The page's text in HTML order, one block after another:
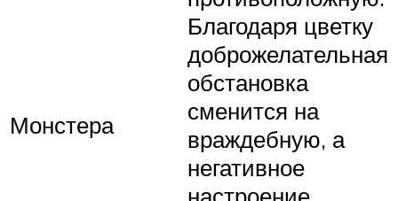
Монстера
Благодаря цветку
доброжелательная
обстановка
сменится на
враждебную, а
негативное